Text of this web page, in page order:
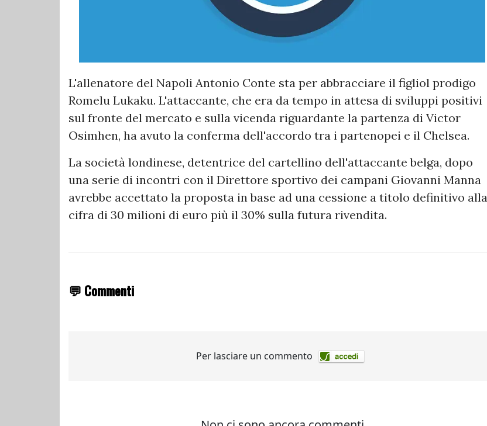
L'allenatore del Napoli Antonio Conte sta per abbracciare il figliol prodigo
Romelu Lukaku. L'attaccante, che era da tempo in attesa di sviluppi positivi
sul fronte del mercato e sulla vicenda riguardante la partenza di Victor
Osimhen, ha avuto la conferma dell'accordo tra i partenopei e il Chelsea.
La società londinese, detentrice del cartellino dell'attaccante belga, dopo
una serie di incontri con il Direttore sportivo dei campani Giovanni Manna
avrebbe accettato la proposta in base ad una cessione a titolo definitivo alla
cifra di 30 milioni di euro più il 30% sulla futura rivendita.
💬 Commenti